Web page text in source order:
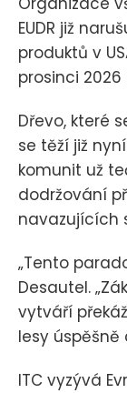
EUDR již
produktů v
prosinci
Dřevo, které
se těží již
komunit už
dodržování
navazujících
„Tento
Desautel.
vytváří
lesy úspěšně
ITC vyzývá